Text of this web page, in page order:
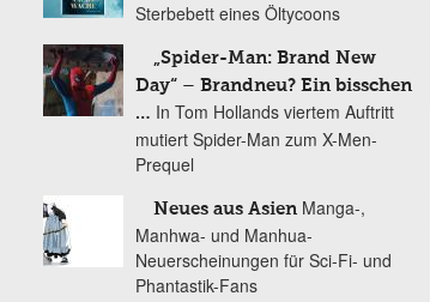
Sterbebett eines Öltycoons
„Spider-Man: Brand New
Day“ – Brandneu? Ein bisschen
… In Tom Hollands viertem Auftritt
mutiert Spider-Man zum X-Men-
Prequel
Neues aus Asien Manga-,
Manhwa- und Manhua-
Neuerscheinungen für Sci-Fi- und
Phantastik-Fans